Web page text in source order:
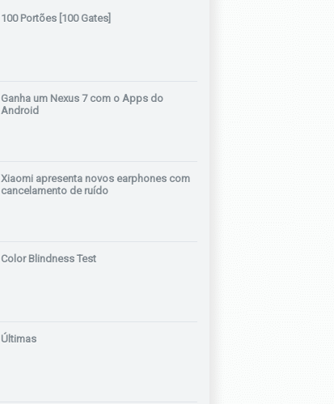
100 Portões [100 Gates]
Ganha um Nexus 7 com o Apps do
Android
Xiaomi apresenta novos earphones com
cancelamento de ruído
Color Blindness Test
Últimas